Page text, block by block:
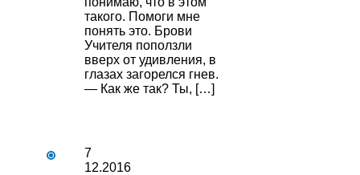
такого. Помоги мне
понять это. Брови
Учителя поползли
вверх от удивления, в
глазах загорелся гнев.
— Как же так? Ты, […]
7
12.2016